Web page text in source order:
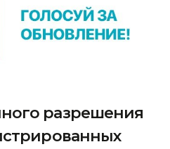
разрешения